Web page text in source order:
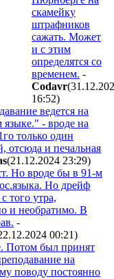
скамейку
штрафников
сажать. Может
и с этим
определятся со
временем. -
Codavr
16:52)
ведется на
языке." - вроде на
только один
отсюда и печальная
(21.12.2024 23:29)
Но вроде бы в 91-м
Но дрейф
того утра,
и необратимо. В
-
00:21)
Потом был принят
на
поводу постоянно